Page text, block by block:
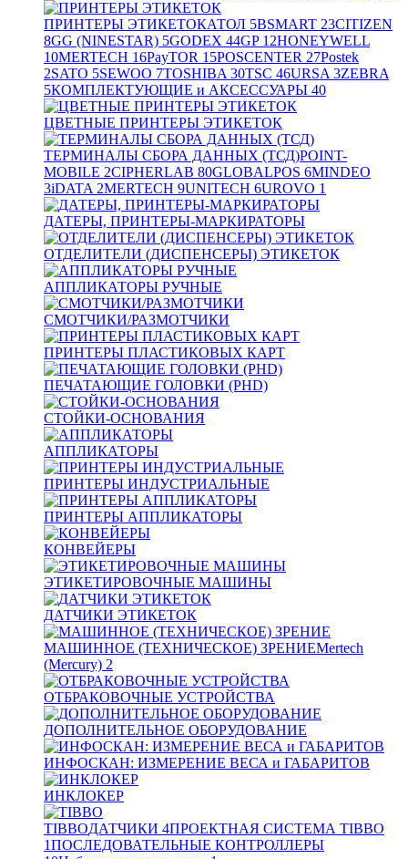
ПРИНТЕРЫ ЭТИКЕТОКАТОЛ 5BSMART 23CITIZEN
8GG (NINESTAR) 5GODEX 44GP12HONEYWELL
10MERTECH 16PayTOR 15POSCENTER 27Postek
2SATO 5SEWOO 7TOSHIBA 30TSC 46URSA 3ZEBRA
5КОМПЛЕКТУЮЩИЕ и АКСЕССУАРЫ 40
ЦВЕТНЫЕ ПРИНТЕРЫ ЭТИКЕТОК
ТЕРМИНАЛЫ СБОРА ДАННЫХ (ТСД)POINT-
MOBILE 2CIPHERLAB 80GLOBALPOS 6MINDEO
3iDATA 2MERTECH 9UNITECH 6UROVO 1
ДАТЕРЫ, ПРИНТЕРЫ-МАРКИРАТОРЫ
ОТДЕЛИТЕЛИ (ДИСПЕНСЕРЫ) ЭТИКЕТОК
АППЛИКАТОРЫ РУЧНЫЕ
СМОТЧИКИ/РАЗМОТЧИКИ
ПРИНТЕРЫ ПЛАСТИКОВЫХ КАРТ
ПЕЧАТАЮЩИЕ ГОЛОВКИ (PHD)
СТОЙКИ-ОСНОВАНИЯ
АППЛИКАТОРЫ
ПРИНТЕРЫ ИНДУСТРИАЛЬНЫЕ
ПРИНТЕРЫ АППЛИКАТОРЫ
КОНВЕЙЕРЫ
ЭТИКЕТИРОВОЧНЫЕ МАШИНЫ
ДАТЧИКИ ЭТИКЕТОК
МАШИННОЕ (ТЕХНИЧЕСКОЕ) ЗРЕНИЕMertech
(Mercury) 2
ОТБРАКОВОЧНЫЕ УСТРОЙСТВА
ДОПОЛНИТЕЛЬНОЕ ОБОРУДОВАНИЕ
ИНФОСКАН: ИЗМЕРЕНИЕ ВЕСА и ГАБАРИТОВ
ИНКЛОКЕР
TIBBOДАТЧИКИ 4ПРОЕКТНАЯ СИСТЕМА TIBBO
1ПОСЛЕДОВАТЕЛЬНЫЕ КОНТРОЛЛЕРЫ